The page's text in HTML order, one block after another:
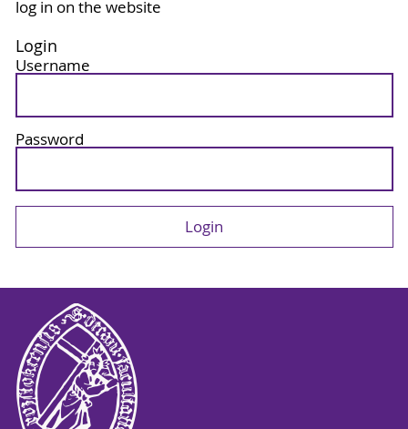
log in on the website
Login
Username
Password